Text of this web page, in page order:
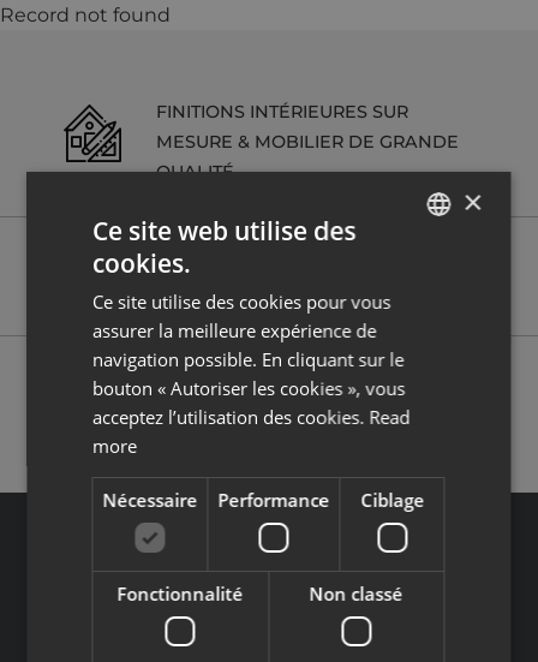
Record not found
FINITIONS INTÉRIEURES SUR
MESURE & MOBILIER DE GRANDE
QUALITÉ
GESTION ET EXPLOITATION
LOCATIVE SUR DEMANDE
POSSIBILITÉ DE RÉCUPÉRATION DE
LA TVA (20%)
RÉSEAUX
×
Ce site web utilise des
cookies.
Ce site utilise des cookies pour vous
assurer la meilleure expérience de
navigation possible. En cliquant sur le
bouton « Autoriser les cookies », vous
acceptez l’utilisation des cookies. Read
more
Nécessaire Performance Ciblage
Fonctionnalité Non classé